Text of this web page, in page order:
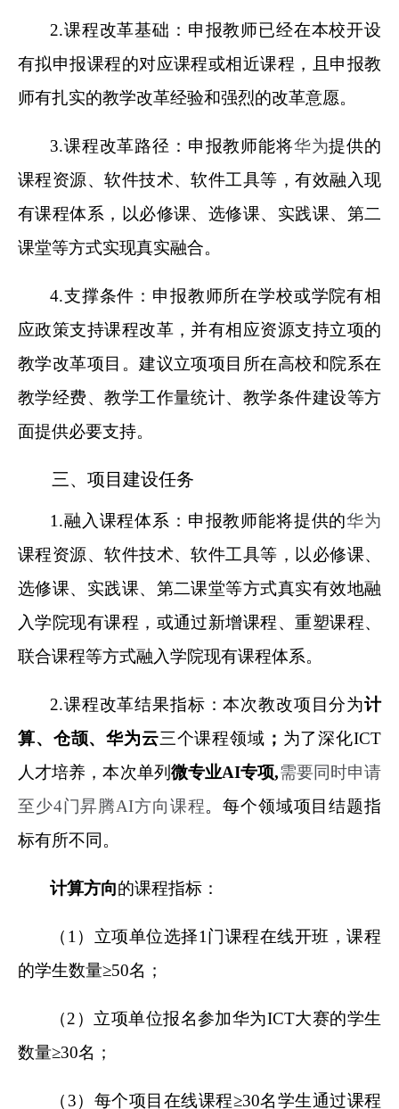
2.课程改革基础：申报教师已经在本校开设
有拟申报课程的对应课程或相近课程，且申报教
师有扎实的教学改革经验和强烈的改革意愿。
3.课程改革路径：申报教师能将华为提供的
课程资源、软件技术、软件工具等，有效融入现
有课程体系，以必修课、选修课、实践课、第二
课堂等方式实现真实融合。
4.支撑条件：申报教师所在学校或学院有相
应政策支持课程改革，并有相应资源支持立项的
教学改革项目。建议立项项目所在高校和院系在
教学经费、教学工作量统计、教学条件建设等方
面提供必要支持。
三、项目建设任务
1.融入课程体系：申报教师能将提供的华为
课程资源、软件技术、软件工具等，以必修课、
选修课、实践课、第二课堂等方式真实有效地融
入学院现有课程，或通过新增课程、重塑课程、
联合课程等方式融入学院现有课程体系。
2.课程改革结果指标：本次教改项目分为计
算、仓颉、华为云三个课程领域 ； 为了深化ICT
人才培养，本次单列 微专业AI专项,需要同时申请
至少4门昇腾AI方向课程。每个领域项目结题指
标有所不同。
计算方向的课程指标：
（1）立项单位选择1门课程在线开班，课程
的学生数量≥50名；
（2）立项单位报名参加华为ICT大赛的学生
数量≥30名；
（3）每个项目在线课程≥30名学生通过课程